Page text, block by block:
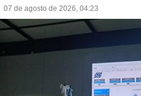
07 de agosto de 2026, 04:23